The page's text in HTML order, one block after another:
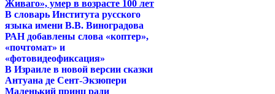
Живаго», умер в возрасте 100 лет
В словарь Института русского
языка имени В.В. Виноградова
РАН добавлены слова «коптер»,
«почтомат» и
«фотовидеофиксация»
В Израиле в новой версии сказки
Антуана де Сент-Экзюпери
Маленький принц ради